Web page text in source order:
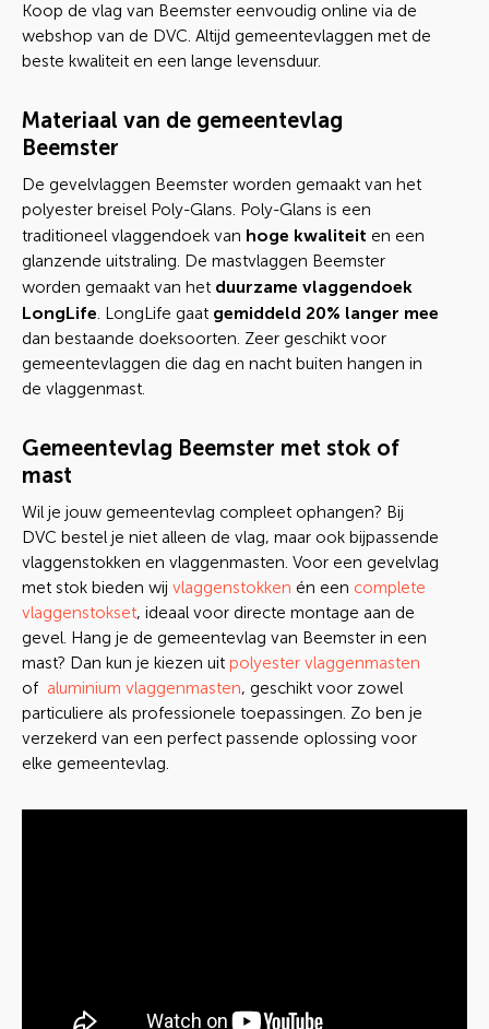
Koop de vlag van Beemster eenvoudig online via de
webshop van de DVC. Altijd gemeentevlaggen met de
beste kwaliteit en een lange levensduur.
Materiaal van de gemeentevlag
Beemster
De gevelvlaggen Beemster worden gemaakt van het
polyester breisel Poly-Glans. Poly-Glans is een
traditioneel vlaggendoek van hoge kwaliteit en een
glanzende uitstraling. De mastvlaggen Beemster
worden gemaakt van het duurzame vlaggendoek
LongLife. LongLife gaat gemiddeld 20% langer mee
dan bestaande doeksoorten. Zeer geschikt voor
gemeentevlaggen die dag en nacht buiten hangen in
de vlaggenmast.
Gemeentevlag Beemster met stok of
mast
Wil je jouw gemeentevlag compleet ophangen? Bij
DVC bestel je niet alleen de vlag, maar ook bijpassende
vlaggenstokken en vlaggenmasten. Voor een gevelvlag
met stok bieden wij vlaggenstokken én een complete
vlaggenstokset, ideaal voor directe montage aan de
gevel. Hang je de gemeentevlag van Beemster in een
mast? Dan kun je kiezen uit polyester vlaggenmasten
of aluminium vlaggenmasten, geschikt voor zowel
particuliere als professionele toepassingen. Zo ben je
verzekerd van een perfect passende oplossing voor
elke gemeentevlag.